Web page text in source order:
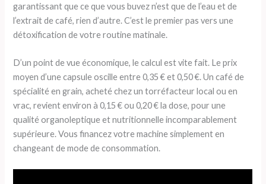
garantissant que ce que vous buvez n’est que de l’eau et de
l’extrait de café, rien d’autre. C’est le premier pas vers une
détoxification de votre routine matinale.
D’un point de vue économique, le calcul est vite fait. Le prix
moyen d’une capsule oscille entre 0,35 € et 0,50 €. Un café de
spécialité en grain, acheté chez un torréfacteur local ou en
vrac, revient environ à 0,15 € ou 0,20 € la dose, pour une
qualité organoleptique et nutritionnelle incomparablement
supérieure. Vous financez votre machine simplement en
changeant de mode de consommation.